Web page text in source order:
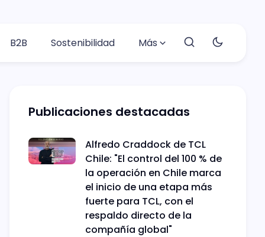
B2B Sostenibilidad Más
Publicaciones destacadas
Alfredo Craddock de TCL
Chile: "El control del 100 % de
la operación en Chile marca
el inicio de una etapa más
fuerte para TCL, con el
respaldo directo de la
compañía global"